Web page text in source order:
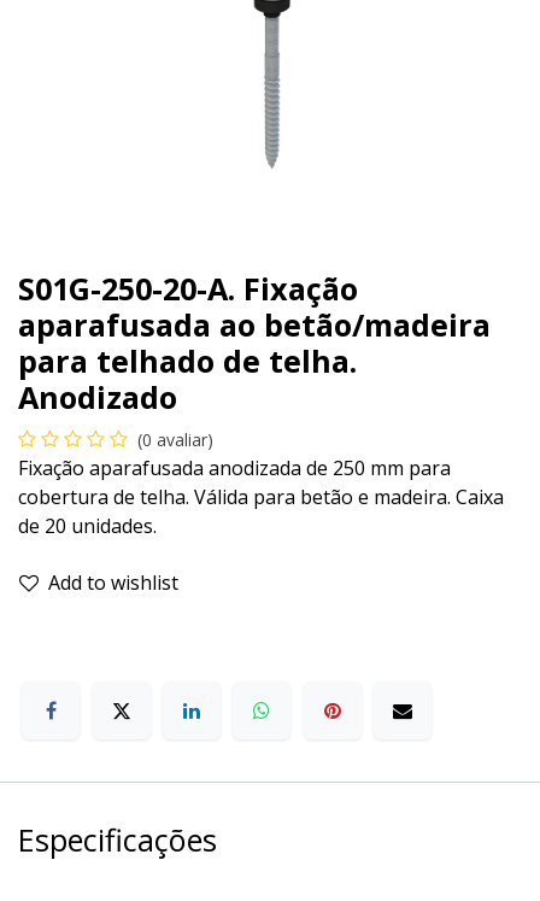
S01G-250-20-A. Fixação
aparafusada ao betão/madeira
para telhado de telha.
Anodizado
(0 avaliar)
Fixação aparafusada anodizada de 250 mm para
cobertura de telha. Válida para betão e madeira. Caixa
de 20 unidades.
Add to wishlist
Especificações